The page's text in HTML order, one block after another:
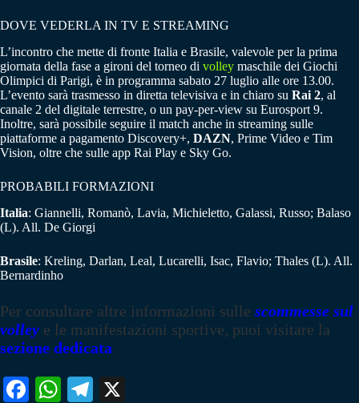
DOVE VEDERLA IN TV E STREAMING
L’incontro che mette di fronte Italia e Brasile, valevole per la prima
giornata della fase a gironi del torneo di volley maschile dei Giochi
Olimpici di Parigi, è in programma sabato 27 luglio alle ore 13.00.
L’evento sarà trasmesso in diretta televisiva e in chiaro su Rai 2, al
canale 2 del digitale terrestre, o un pay-per-view su Eurosport 9.
Inoltre, sarà possibile seguire il match anche in streaming sulle
piattaforme a pagamento Discovery+, DAZN, Prime Video e Tim
Vision, oltre che sulle app Rai Play e Sky Go.
PROBABILI FORMAZIONI
Italia: Giannelli, Romanò, Lavia, Michieletto, Galassi, Russo; Balaso
(L). All. De Giorgi
Brasile: Kreling, Darlan, Leal, Lucarelli, Isac, Flavio; Thales (L). All.
Bernardinho
Per consultare altre informazioni sulle scommesse sul
volley e le manifestazioni sportive, puoi visitare la
sezione dedicata
Fa W
Te